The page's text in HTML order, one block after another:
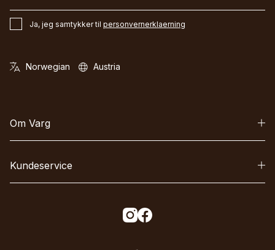
Ja, jeg samtykker til personvernerklaerning
Om Varg
Kundeservice